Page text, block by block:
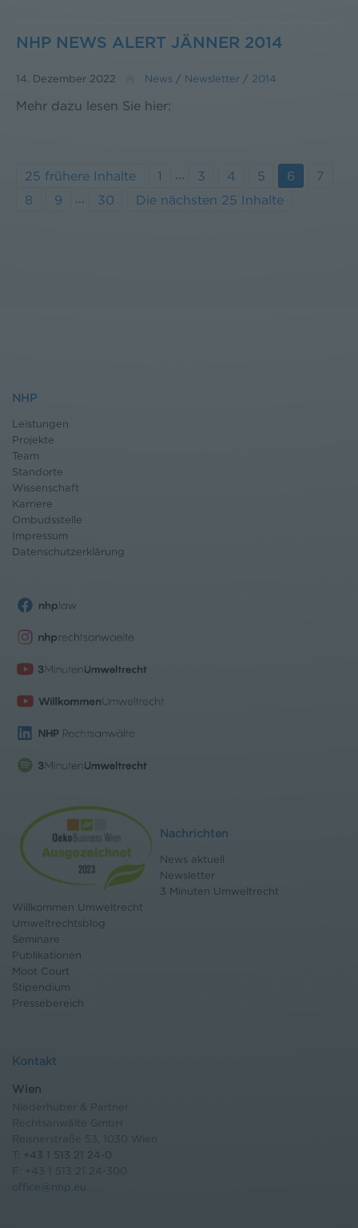
NHP NEWS ALERT JÄNNER 2014
14. Dezember 2022 News / Newsletter / 2014
Mehr dazu lesen Sie hier:
25 frühere Inhalte 1 ... 3 4 5 6
7
8
9 ... 30 Die nächsten 25 Inhalte
NHP
Leistungen
Projekte
Team
Standorte
Wissenschaft
Karriere
Ombudsstelle
Impressum
Datenschutzerklärung
Nachrichten
News aktuell
Newsletter
3 Minuten Umweltrecht
Willkommen Umweltrecht
Umweltrechtsblog
Seminare
Publikationen
Moot Court
Stipendium
Pressebereich
Kontakt
Wien
Niederhuber & Partner
Rechtsanwälte GmbH
Reisnerstraße 53, 1030 Wien
+43 1 513 21 24-0
F: +43 1 513 21 24-300
office@nhp.eu